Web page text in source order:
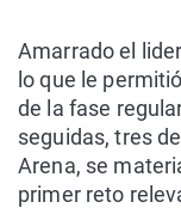
Amarrado el
lo que le
de la fase
seguidas, tres
Arena, se
primer reto